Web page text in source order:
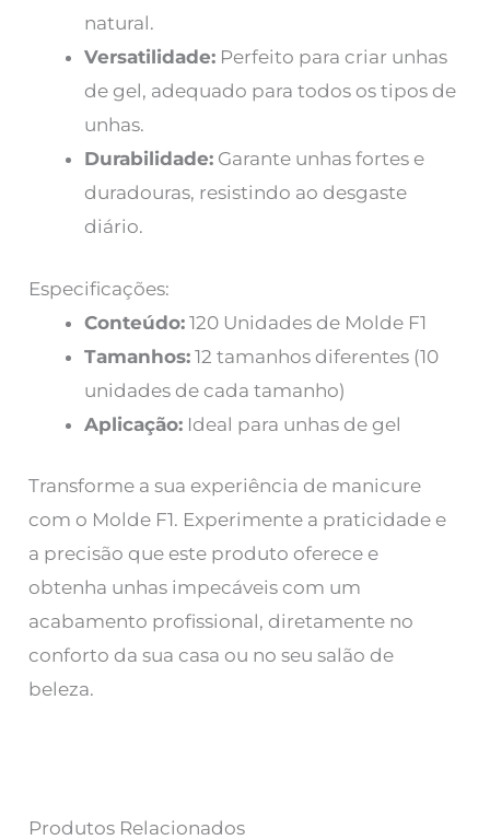
natural.
Versatilidade: Perfeito para criar unhas
de gel, adequado para todos os tipos de
unhas.
Durabilidade: Garante unhas fortes e
duradouras, resistindo ao desgaste
diário.
Especificações:
Conteúdo: 120 Unidades de Molde F1
Tamanhos: 12 tamanhos diferentes (10
unidades de cada tamanho)
Aplicação: Ideal para unhas de gel
Transforme a sua experiência de manicure
com o Molde F1. Experimente a praticidade e
a precisão que este produto oferece e
obtenha unhas impecáveis com um
acabamento profissional, diretamente no
conforto da sua casa ou no seu salão de
beleza.
Produtos Relacionados